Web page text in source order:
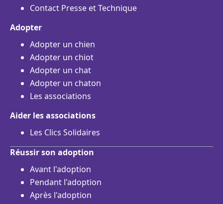
Contact Presse et Technique
Adopter
Adopter un chien
Adopter un chiot
Adopter un chat
Adopter un chaton
Les associations
Aider les associations
Les Clics Solidaires
Réussir son adoption
Avant l'adoption
Pendant l'adoption
Après l'adoption